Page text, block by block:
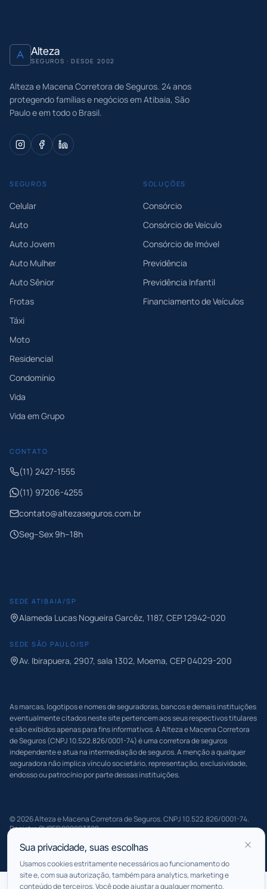
Alteza
SEGUROS · DESDE 2002
Alteza e Macena Corretora de Seguros. 24anos
protegendo famílias e negócios em Atibaia, São
Paulo e em todo o Brasil.
SEGUROS
Celular
Auto
Auto Jovem
Auto Mulher
Auto Sênior
Frotas
Táxi
Moto
Residencial
Condomínio
Vida
Vida em Grupo
SOLUÇÕES
Consórcio
Consórcio de Veículo
Consórcio de Imóvel
Previdência
Previdência Infantil
Financiamento de Veículos
CONTATO
(11) 2427-1555
(11) 97206-4255
contato@altezaseguros.com.br
Seg–Sex 9h–18h
SEDE ATIBAIA/SP
Alameda Lucas Nogueira Garcêz, 1187, CEP12942-020
SEDE SÃO PAULO/SP
Av. Ibirapuera, 2907, sala 1302, Moema, CEP 04029-200
As marcas, logotipos e nomes de seguradoras, bancos e demais instituições
eventualmente citados neste site pertencem aos seus respectivos titulares
e são exibidos apenas para fins informativos. AAlteza e Macena Corretora
de Seguros(CNPJ10.522.826/0001-74) é uma corretora de seguros
independente e atua na intermediação de seguros. A menção a qualquer
seguradora não implica vínculo societário, representação, exclusividade,
endosso ou patrocínio por parte dessas instituições.
©2026Alteza e Macena Corretora de Seguros. CNPJ10.522.826/0001-74.
Registro SUSEP202083308.
Atendimento
Sua privacidade, suas escolhas
Usamos cookies estritamente necessários ao funcionamento do
site e, com sua autorização, também para analytics, marketing e
conteúdo de terceiros. Você pode ajustar a qualquer momento.